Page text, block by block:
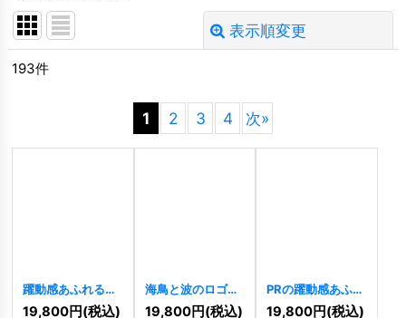
表示順変更
絞り込む
193件
1 2 3 4 次»
躍動感あふれるク
ジラと波のロゴ
19,800円(税込)
海鳥と波のロゴ
[11356]
19,800円(税込)
PRの躍動感あふれ
るスピードロゴ
19,800円(税込)